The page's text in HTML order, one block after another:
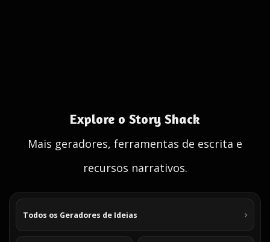
Explore o Story Shack
Mais geradores, ferramentas de escrita e
recursos narrativos.
Todos os Geradores de Ideias